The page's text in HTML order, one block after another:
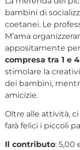
bambini di
coetanei. Le
M’ama
appositamente
compresa tra 1 e
stimolare la
dei bambini,
amicizie.
Oltre alle attività,
farà felici i piccoli
Il contributo: 5,00